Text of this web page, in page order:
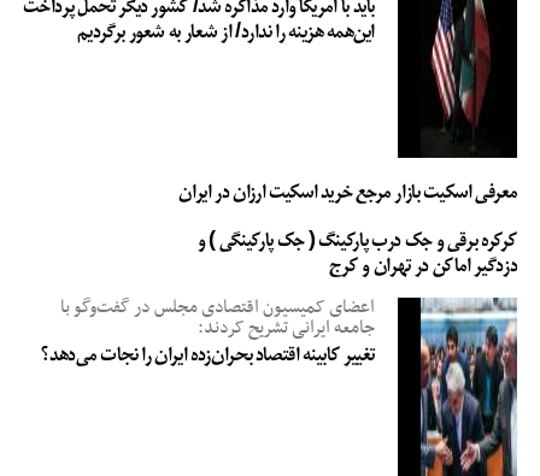
باید با آمریکا وارد مذاکره شد/ کشور دیگر تحمل پرداخت
این‌همه هزینه را ندارد/ از شعار به شعور برگردیم
معرفی اسکیت بازار مرجع خرید اسکیت ارزان در ایران
کرکره برقی و جک درب پارکینگ ( جک پارکینگی ) و
دزدگیر اماکن در تهران و کرج
اعضای کمیسیون اقتصادی مجلس در گفت‌وگو با
جامعه ایرانی تشریح کردند:
تغییر کابینه اقتصاد بحران‌زده ایران را نجات می‌دهد؟